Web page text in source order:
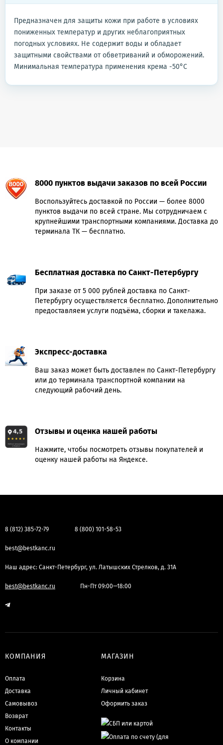
Предназначен для защиты кожи при работе в условиях
пониженных температур и других неблагоприятных
погодных условиях. Не содержит воды и обладает
защитными свойствами от обветриваний и обморожений.
Минимальная температура применения крема -50°С
8000 пунктов выдачи заказов по всей России
Воспользуйтесь доставкой по России — более 8000
пунктов выдачи по всей стране. Мы сотрудничаем с
крупнейшими транспортными компаниями. Доставка до
терминала ТК — бесплатно.
Бесплатная доставка по Санкт-Петербургу
При заказе от 5 000 рублей доставка по Санкт-
Петербургу осуществляется бесплатно. Дополнительно
предоставляем услуги подъёма, сборки и такелажа.
Экспресс-доставка
Ваш заказ может быть доставлен по Санкт-Петербургу
или до терминала транспортной компании на
следующий рабочий день.
Отзывы и оценка нашей работы
Нажмите, чтобы посмотреть отзывы покупателей и
оценку нашей работы на Яндексе.
8 (812) 385-72-79 8 (800) 101-58-53
best@bestkanc.ru
Наш адрес: Санкт-Петербург, ул. Латышских Стрелков, д. 31А
best@bestkanc.ru Пн-Пт 09:00—18:00
КОМПАНИЯ
Оплата
Доставка
Самовывоз
Возврат
Контакты
О компании
МАГАЗИН
Корзина
Личный кабинет
Оформить заказ